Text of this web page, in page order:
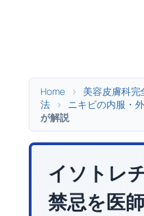
Home > 美容皮膚科完
法
> ニキビの内服・
が解説
イソトレ
禁忌を医